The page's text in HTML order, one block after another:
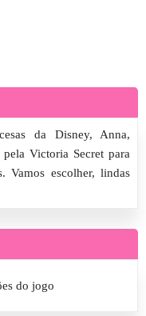
da Disney, Anna,
Victoria Secret para
Vamos escolher, lindas
do jogo